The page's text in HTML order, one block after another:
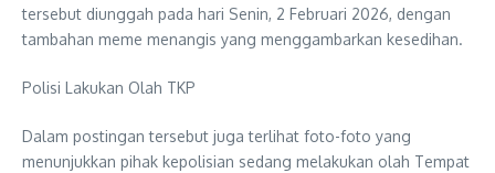
tersebut diunggah pada hari Senin, 2 Februari 2026, dengan
tambahan meme menangis yang menggambarkan kesedihan.
Polisi Lakukan Olah TKP
Dalam postingan tersebut juga terlihat foto-foto yang
menunjukkan pihak kepolisian sedang melakukan olah Tempat